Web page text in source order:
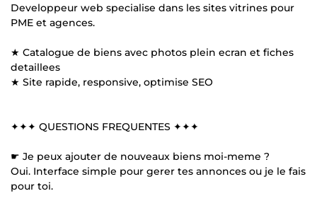
Developpeur web specialise dans les sites vitrines pour
PME et agences.
★ Catalogue de biens avec photos plein ecran et fiches
detaillees
★ Site rapide, responsive, optimise SEO
✦✦✦ QUESTIONS FREQUENTES ✦✦✦
☛ Je peux ajouter de nouveaux biens moi-meme ?
Oui. Interface simple pour gerer tes annonces ou je le fais
pour toi.